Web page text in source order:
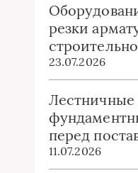
резки
23.07.2026
Лестничные
перед
11.07.2026